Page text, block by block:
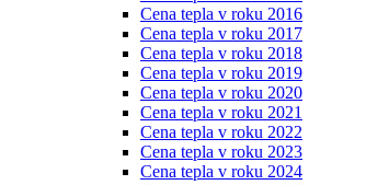
Cena tepla v roku 2016
Cena tepla v roku 2017
Cena tepla v roku 2018
Cena tepla v roku 2019
Cena tepla v roku 2020
Cena tepla v roku 2021
Cena tepla v roku 2022
Cena tepla v roku 2023
Cena tepla v roku 2024